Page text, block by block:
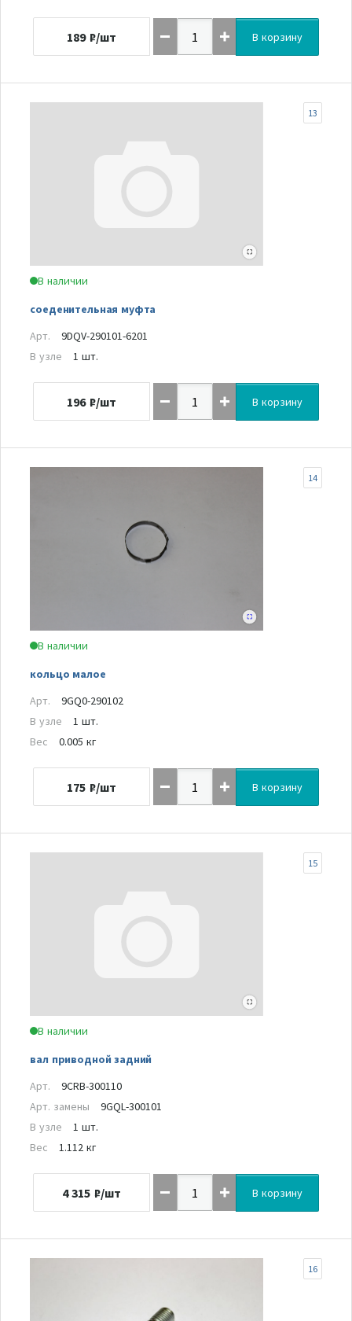
189 ₽/шт В корзину
В наличии
соеденительная муфта
13
Арт.
9DQV-290101-6201
В узле
1 шт.
196 ₽/шт В корзину
В наличии
кольцо малое
14
Арт.
9GQ0-290102
В узле
1 шт.
Вес
0.005 кг
175 ₽/шт В корзину
В наличии
вал приводной задний
15
Арт.
9CRB-300110
Арт. замены
9GQL-300101
В узле
1 шт.
Вес
1.112 кг
4 315 ₽/шт В корзину
16